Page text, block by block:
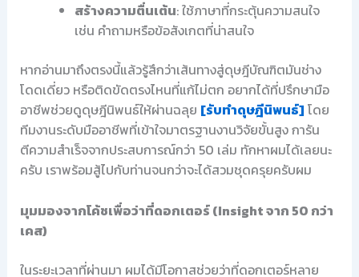
สร้างความตื่นเต้น: ใช้ภาษาที่กระตุ้นความสนใจ
เช่น คำถามหรือข้อสังเกตที่น่าสนใจ
หากอ่านมาถึงตรงนี้แล้วรู้สึกว่าเส้นทางสู่ดุษฎีบัณฑิตมันช่าง
โดดเดี่ยว หรือติดขัดตรงไหนที่แก้ไม่ตก อยากได้ที่ปรึกษามือ
อาชีพช่วยดูดุษฎีนิพนธ์ให้ผ่านฉลุย [รับทำดุษฎีนิพนธ์] โดย
ทีมงานระดับมืออาชีพที่เข้าใจมาตรฐานงานวิจัยขั้นสูง การัน
ตีความสำเร็จจากประสบการณ์กว่า 50 เล่ม ทักหาผมได้เลยนะ
ครับ เราพร้อมสู้ไปกับท่านจนกว่าจะได้สวมชุดครุยครับผม
มุมมองจากโค้ชเพื่อว่าที่ดอกเตอร์ (Insight จาก 50 กว่า
เคส)
ในระยะเวลาที่ผ่านมา ผมได้มีโอกาสช่วยว่าที่ดอกเตอร์หลาย